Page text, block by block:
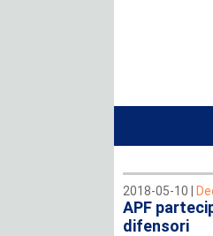
2018-05-10 |
APF
difensori